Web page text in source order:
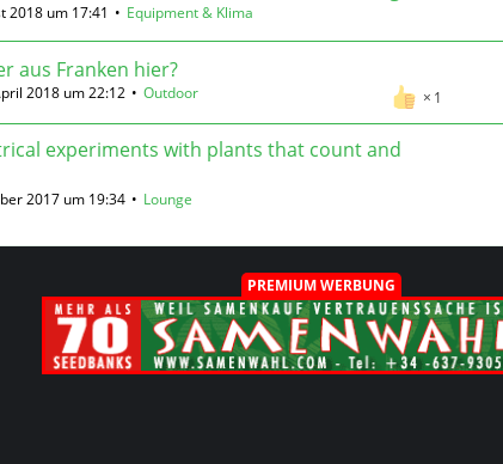
2018 um 17:41 Equipment & Klima
aus Franken hier?
1
2018 um 22:12 Outdoor
experiments with plants that count and
2017 um 19:34 Lounge
PREMIUM WERBUNG